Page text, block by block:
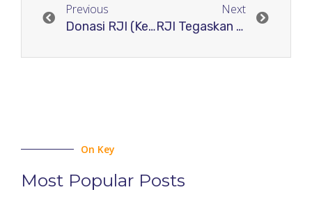
Previous
Donasi RJI (Ketiga)
Next
RJI Tegaskan Kebermanfaatannya Akan Terus Diperluas
On Key
Most Popular Posts